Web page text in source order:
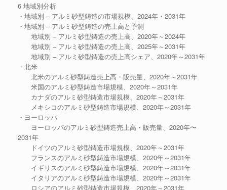
6 地域別分析
・地域別 – アルミ砂型鋳造の市場規模、2024年・2031年
・地域別 – アルミ砂型鋳造の売上高と予測
地域別 – アルミ砂型鋳造の売上高、2020年～2024年
地域別 – アルミ砂型鋳造の売上高、2025年～2031年
地域別 – アルミ砂型鋳造の売上高シェア、2020年～2031年
・北米
北米のアルミ砂型鋳造売上高・販売量、2020年～2031年
米国のアルミ砂型鋳造市場規模、2020年～2031年
カナダのアルミ砂型鋳造市場規模、2020年～2031年
メキシコのアルミ砂型鋳造市場規模、2020年～2031年
・ヨーロッパ
ヨーロッパのアルミ砂型鋳造売上高・販売量、2020年〜
2031年
ドイツのアルミ砂型鋳造市場規模、2020年～2031年
フランスのアルミ砂型鋳造市場規模、2020年～2031年
イギリスのアルミ砂型鋳造市場規模、2020年～2031年
イタリアのアルミ砂型鋳造市場規模、2020年～2031年
ロシアのアルミ砂型鋳造市場規模、2020年～2031年